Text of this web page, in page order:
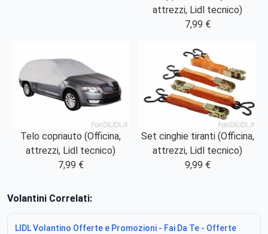
attrezzi, Lidl tecnico)
7,99 €
Telo copriauto (Officina,
attrezzi, Lidl tecnico)
7,99 €
Set cinghie tiranti (Officina,
attrezzi, Lidl tecnico)
9,99 €
Volantini Correlati:
LIDL Volantino Offerte e Promozioni - Fai Da Te - Offerte